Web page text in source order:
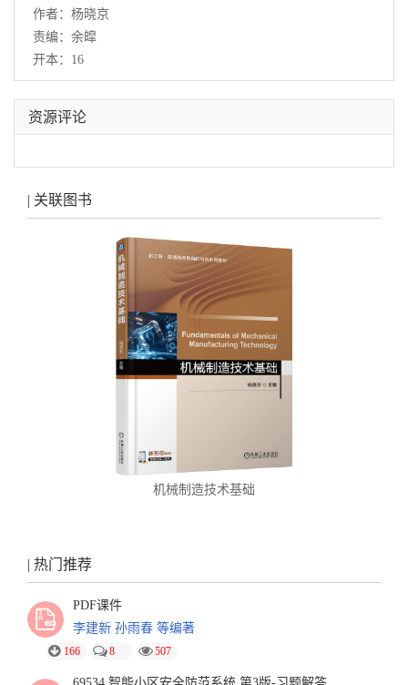
作者：杨晓京
责编：余皡
开本：16
资源评论
| 关联图书
机械制造技术基础
| 热门推荐
PDF课件
李建新 孙雨春 等编著
166 8 507